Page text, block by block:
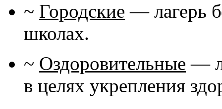
~ Городские — лагерь
школах.
~ Оздоровительные —
в целях укрепления